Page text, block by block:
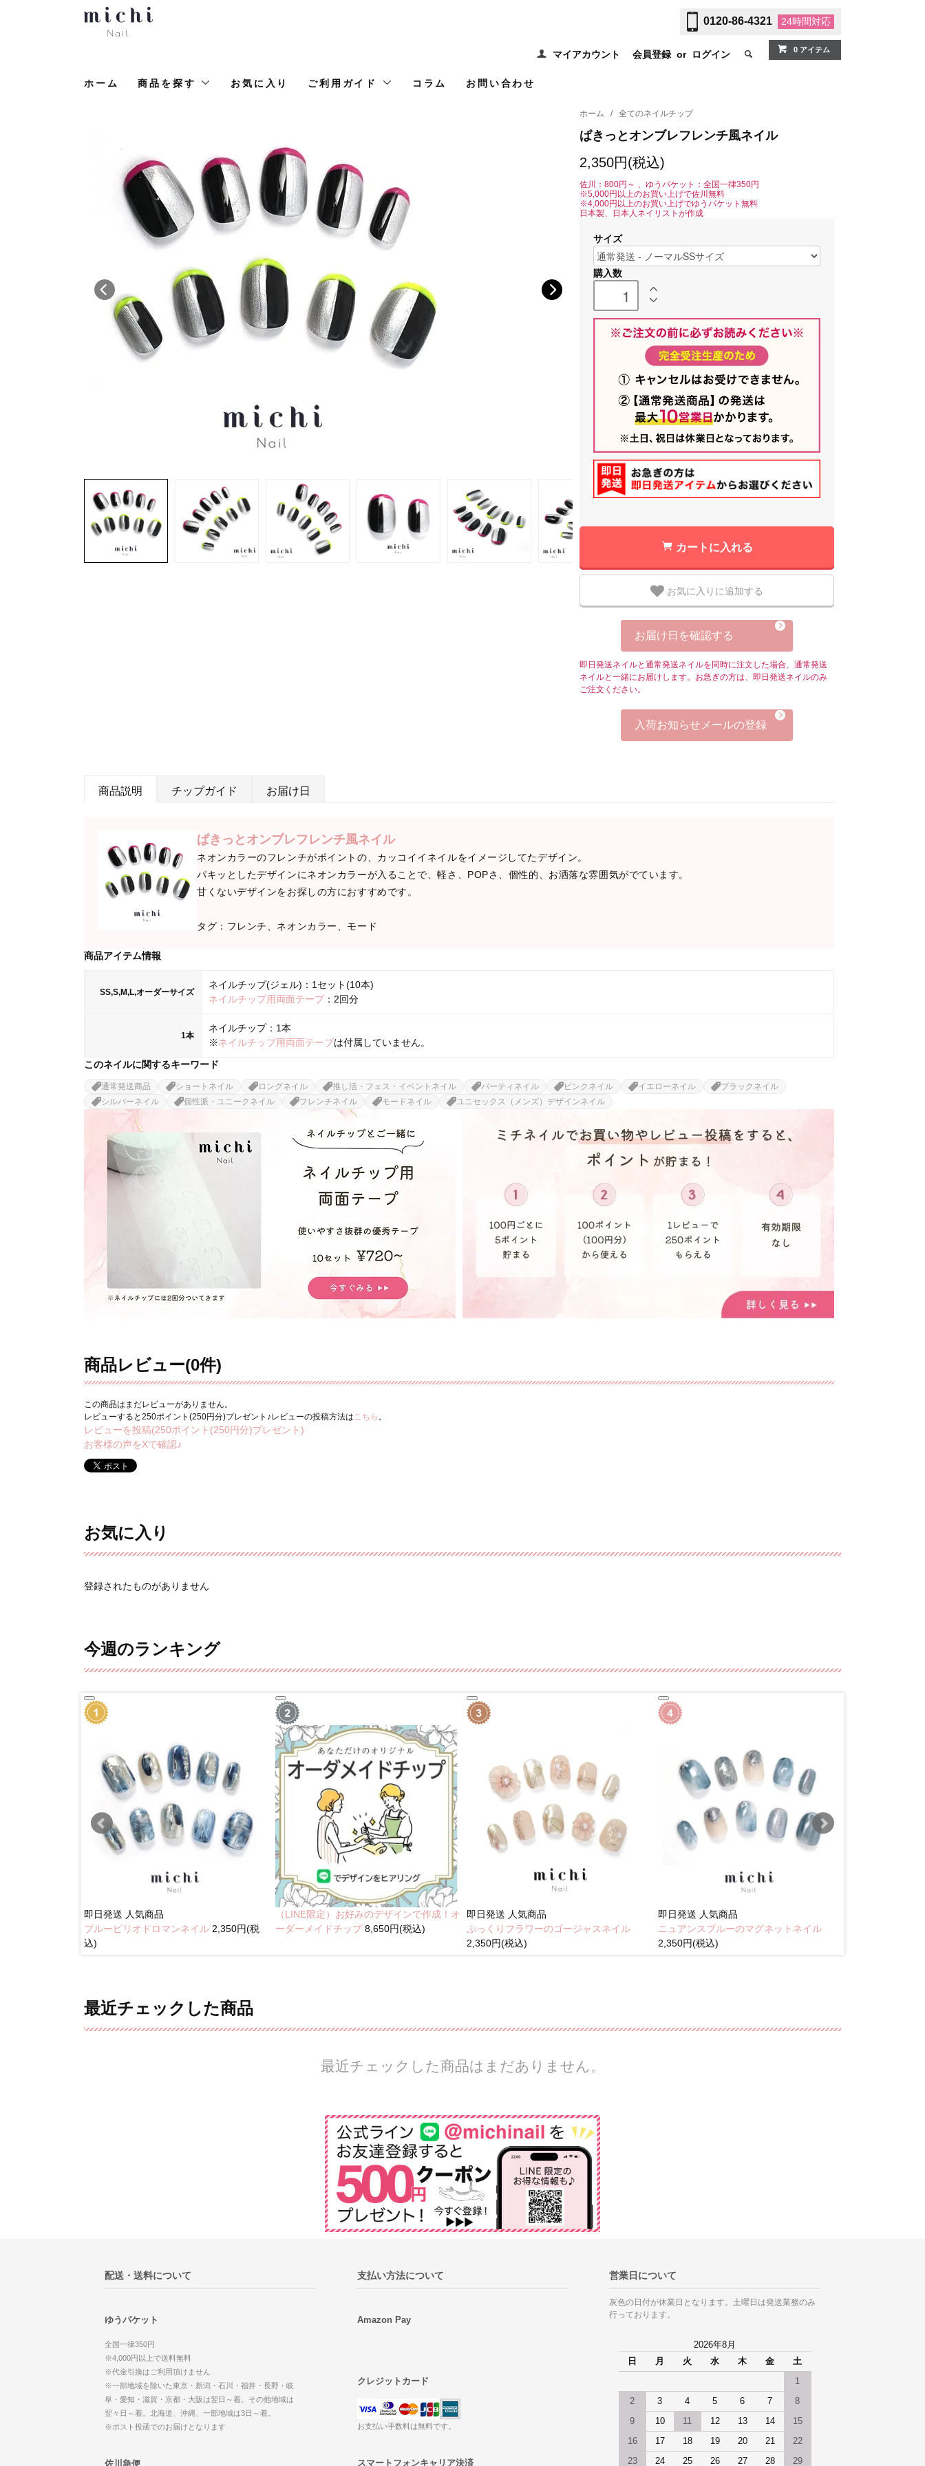
0120-86-4321 24時間対応
マイアカウント 会員登録 or ログイン 0 アイテム
ホーム 商品を探す お気に入り ご利用ガイド コラム お問い合わせ
ホーム / 全てのネイルチップ
ぱきっとオンブレフレンチ風ネイル
2,350円(税込)
佐川：800円～ 、ゆうパケット：全国一律350円
※5,000円以上のお買い上げで佐川無料
※4,000円以上のお買い上げでゆうパケット無料
日本製、日本人ネイリストが作成
サイズ
購入数
カートに入れる
お気に入りに追加する
お届け日を確認する
即日発送ネイルと通常発送ネイルを同時に注文した場合、通常発送
ネイルと一緒にお届けします。お急ぎの方は、即日発送ネイルのみ
ご注文ください。
入荷お知らせメールの登録
商品説明 チップガイド お届け日
ぱきっとオンブレフレンチ風ネイル
ネオンカラーのフレンチがポイントの、カッコイイネイルをイメージしてたデザイン。
パキッとしたデザインにネオンカラーが入ることで、軽さ、POPさ、個性的、お洒落な雰囲気がでています。
甘くないデザインをお探しの方におすすめです。
タグ：フレンチ、ネオンカラー、モード
商品アイテム情報
SS,S,M,L,オーダーサイズ
ネイルチップ(ジェル)：1セット(10本)
ネイルチップ用両面テープ：2回分
1本
ネイルチップ：1本
※ネイルチップ用両面テープは付属していません。
このネイルに関するキーワード
通常発送商品 ショートネイル ロングネイル 推し活・フェス・イベントネイル パーティネイル ピンクネイル イエローネイル
ブラックネイル
シルバーネイル
個性派・ユニークネイル フレンチネイル モードネイル ユニセックス（メンズ）デザインネイル
商品レビュー(0件)
この商品はまだレビューがありません。
レビューすると250ポイント(250円分)プレゼント♪レビューの投稿方法は こちら 。
レビューを投稿(250ポイント(250円分)プレゼント)
お客様の声をXで確認♪
お気に入り
登録されたものがありません
今週のランキング
即日発送 人気商品
ブルーピリオドロマンネイル 2,350円(税
込)
（LINE限定）お好みのデザインで作成！オ
ーダーメイドチップ8,650円(税込)
即日発送 人気商品
ぷっくりフラワーのゴージャスネイル
2,350円(税込)
即日発送 人気商品
ニュアンスブルーのマグネットネイル
2,350円(税込)
最近チェックした商品
最近チェックした商品はまだありません。
配送・送料について
ゆうパケット
全国一律350円
※4,000円以上で送料無料
※代金引換はご利用頂けません
※一部地域を除いた東京・新潟・石川・福井・長野・岐
阜・愛知・滋賀・京都・大阪は翌日～着。その他地域は
翌々日～着。北海道、沖縄、一部地域は3日～着。
※ポスト投函でのお届けとなります
佐川急便
支払い方法について
Amazon Pay
クレジットカード
お支払い手数料は無料です。
スマートフォンキャリア決済
営業日について
灰色の日付が休業日となります。土曜日は発送業務のみ
行っております。
2026年8月
日
月 火 水 木 金 土
1
2 3 4 5 6 7 8
9 10 11 12 13 14 15
16 17 18 19 20 21 22
23 24 25 26 27 28 29